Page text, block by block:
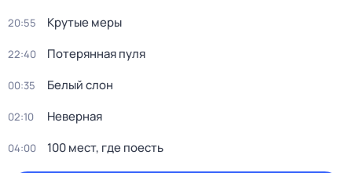
20:55 Крутые меры
22:40 Потерянная пуля
00:35 Белый слон
02:10 Неверная
04:00 100 мест, где поесть